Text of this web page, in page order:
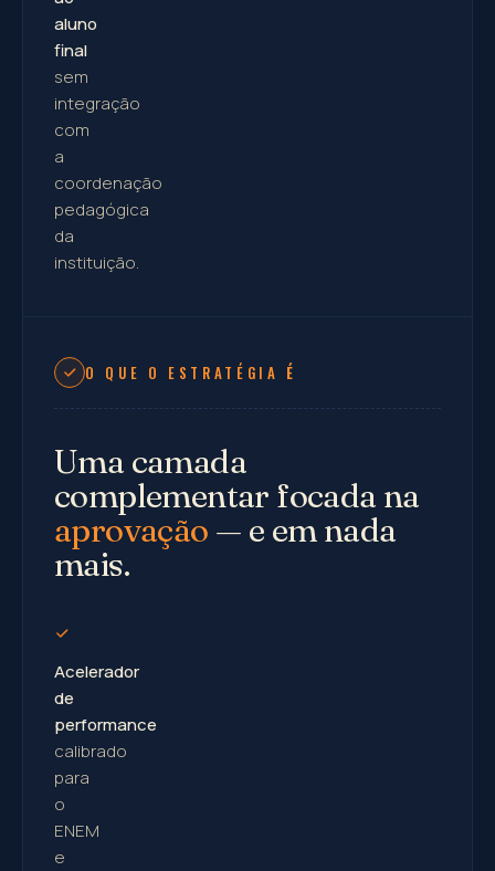
aluno
final
sem
integração
com
a
coordenação
pedagógica
da
instituição.
O QUE O ESTRATÉGIA É
Uma camada
complementar focada na
aprovação — e em nada
mais.
Acelerador
de
performance
calibrado
para
o
ENEM
e